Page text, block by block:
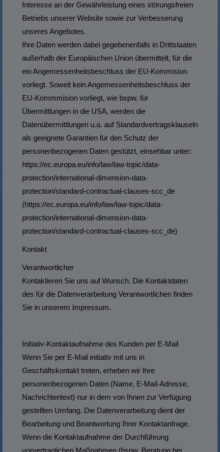
Interesse an der Gewährleistung eines störungsfreien
Betriebs unserer Website sowie zur Verbesserung
unseres Angebotes.
Ihre Daten werden dabei gegebenenfalls in Drittstaaten
außerhalb der Europäischen Union übermittelt, für die
ein Angemessenheitsbeschluss der EU-Kommision
vorliegt. Soweit kein Angemessenheitsbeschluss der
EU-Kommmision vorliegt, wie bspw. für
Übermittlungen in die USA, werden die
Datenübermittlungen u.a. auf Standardvertragsklauseln
als geeignete Garantien für den Schutz der
personenbezogenen Daten gestützt, einsehbar unter:
https://ec.europa.eu/info/law/law-topic/data-
protection/international-dimension-data-
protection/standard-contractual-clauses-scc_de
(https://ec.europa.eu/info/law/law-topic/data-
protection/international-dimension-data-
protection/standard-contractual-clauses-scc_de)
Kontakt
Verantwortlicher
Kontaktieren Sie uns auf Wunsch. Die Kontaktdaten
des für die Datenverarbeitung Verantwortlichen finden
Sie in unserem Impressum.
Initiativ-Kontaktaufnahme des Kunden per E-Mail
Wenn Sie per E-Mail initiativ mit uns in
Geschäftskontakt treten, erheben wir Ihre
personenbezogenen Daten (Name, E-Mail-Adresse,
Nachrichtentext) nur in dem von Ihnen zur Verfügung
gestellten Umfang. Die Datenverarbeitung dient der
Bearbeitung und Beantwortung Ihrer Kontaktanfrage.
Wenn die Kontaktaufnahme der Durchführung